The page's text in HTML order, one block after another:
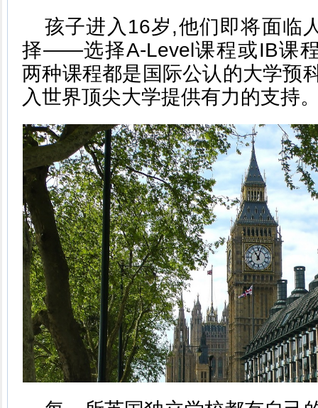
孩子进入16岁,他们即将面临
择——选择A-Level课程或IB课
两种课程都是国际公认的大学预
入世界顶尖大学提供有力的支持